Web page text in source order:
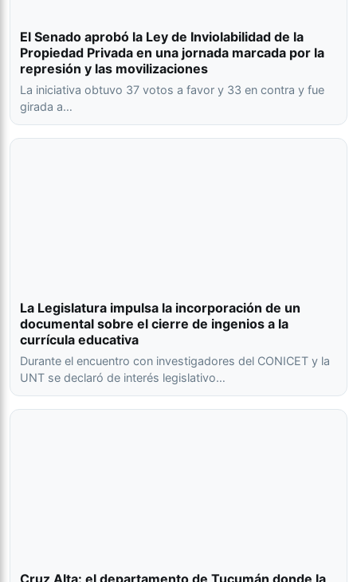
El Senado aprobó la Ley de Inviolabilidad de la
Propiedad Privada en una jornada marcada por la
represión y las movilizaciones
La iniciativa obtuvo 37 votos a favor y 33 en contra y fue
girada a…
La Legislatura impulsa la incorporación de un
documental sobre el cierre de ingenios a la
currícula educativa
Durante el encuentro con investigadores del CONICET y la
UNT se declaró de interés legislativo…